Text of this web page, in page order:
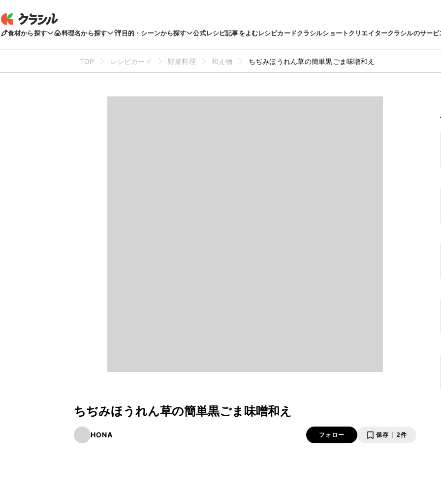
食材から探す 料理名から探す 目的・シーンから探す 公式レシピ記事をよむレシピカードクラシルショートクリエイタークラシルのサービ
TOP レシピカード 野菜料理 和え物 ちぢみほうれん草の簡単黒ごま味噌和え
ちぢみほうれん草の簡単黒ごま味噌和え
HONA フォロー 保存 2件